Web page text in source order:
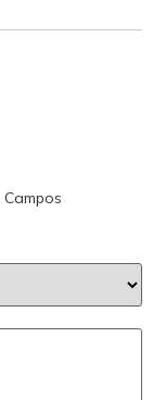
Campos